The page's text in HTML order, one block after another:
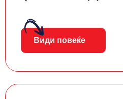
Види повеќе